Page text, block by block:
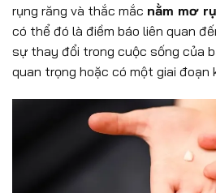
rụng răng và thắc mắc nằm mơ
có thể đó là điềm báo liên quan
sự thay đổi trong cuộc sống của
quan trọng hoặc có một giai đoạn